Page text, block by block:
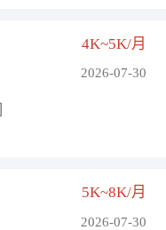
4K~5K/月
2026-07-30
5K~8K/月
2026-07-30